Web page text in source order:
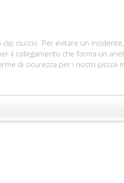
clip ciuccio. Per evitare un
il collegamento che forma un
di sicurezza per i nostri